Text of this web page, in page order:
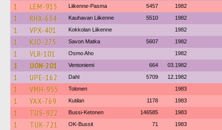
1 LEM-915 Liikenne-Pasma 5457 1982
1 RHX-634 Kauhavan Liikenne 5510 1982
1 VPX-401 Kokkolan Liikenne 1982
1 KJO-275 Savon Matka 5607 1982
1 VLR-101 Osmo Aho 1982
1 UON-201 Ventoniemi 664 03.1982
1 UPE-162 Dahl 5709 12.1982
1 VMH-955 Tolonen 1983
1 YAX-769 Kutilan 1178 1983
1 TUS-922 Bussi-Ketonen 146585 1983
1 TUK-721 OK-Bussit 71 1983